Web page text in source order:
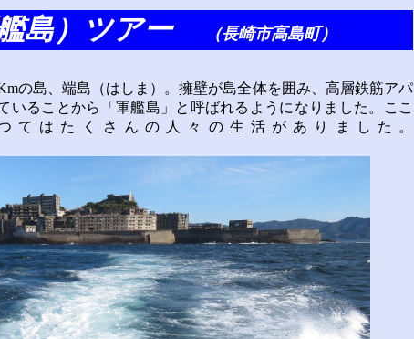
島）ツアー（長崎市高島町）
の島、端島（はしま）。擁壁が島全体を囲み、高層鉄筋アパ
いることから「軍艦島」と呼ばれるようになりました。ここ
てはたくさんの人々の生活がありました。